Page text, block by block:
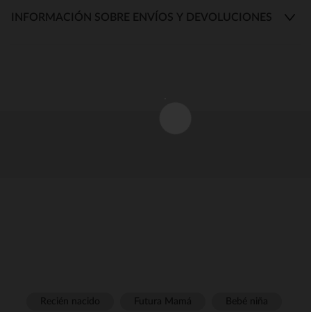
INFORMACIÓN SOBRE ENVÍOS Y DEVOLUCIONES